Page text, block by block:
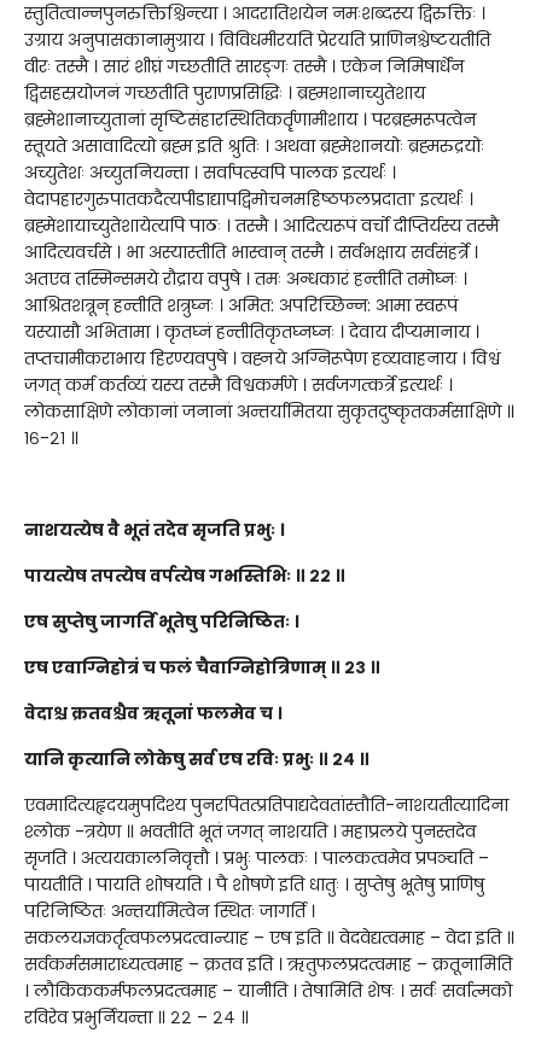
स्तुतित्वान्नपुनरुक्तिश्चिन्त्या । आदरातिशयेन नमःशब्दस्य द्विरुक्तिः ।
उग्राय अनुपासकानामुग्राय । विविधमीरयति प्रेरयति प्राणिनश्चेष्टयतीति
वीरः तस्मै । सारं शीघ्रं गच्छतीति सारङ्गः तस्मै । एकेन निमिषार्धेन
द्विसहस्रयोजनं गच्छतीति पुराणप्रसिद्धिः । ब्रह्मशानाच्युतेशाय
ब्रह्मेशानाच्युतानां सृष्टिसंहारस्थितिकर्तॄणामीशाय । परब्रह्मरूपत्वेन
स्तूयते असावादित्यो ब्रह्म इति श्रुतिः । अथवा ब्रह्मेशानयोः ब्रह्मरुद्रयोः
अच्युतेशः अच्युतनियन्ता । सर्वापत्स्वपि पालक इत्यर्थः ।
वेदापहारगुरुपातकदैत्यपीडाद्यापद्विमोचनमहिष्ठफलप्रदाता’ इत्यर्थः ।
ब्रह्मेशायाच्युतेशायेत्यपि पाठः । तस्मै । आदित्यरूपं वर्चो दीप्तिर्यस्य तस्मै
आदित्यवर्चसे । भा अस्यास्तीति भास्वान् तस्मै । सर्वभक्षाय सर्वसंहर्त्रे ।
अतएव तस्मिन्समये रौद्राय वपुषे । तमः अन्धकारं हन्तीति तमोघ्नः ।
आश्रितशत्रून् हन्तीति शत्रुघ्नः । अमित: अपरिच्छिन्न: आमा स्वरूपं
यस्यासौ अभितामा । कृतघ्नं हन्तीतिकृतघ्नघ्नः । देवाय दीप्यमानाय ।
तप्तचामीकराभाय हिरण्यवपुषे । वह्नये अग्निरूपेण हव्यवाहनाय । विश्वं
जगत् कर्म कर्तव्यं यस्य तस्मै विश्वकर्मणे । सर्वजगत्कर्त्रे इत्यर्थः ।
लोकसाक्षिणे लोकानां जनानां अन्तर्यामितया सुकृतदुष्कृतकर्मसाक्षिणे ॥
१६-२१ ॥
नाशयत्येष वै भूतं तदेव सृजति प्रभुः ।
पायत्येष तपत्येष वर्पत्येष गभस्तिभिः ॥ २२ ॥
एष सुप्तेषु जागर्ति भूतेषु परिनिष्ठितः ।
एष एवाग्निहोत्रं च फलं चैवाग्निहोत्रिणाम् ॥ २३ ॥
वेदाश्च क्रतवश्चैव ऋतूनां फलमेव च ।
यानि कृत्यानि लोकेषु सर्व एष रविः प्रभुः ॥ २४ ॥
एवमादित्यहृदयमुपदिश्य पुनरपितत्प्रतिपाद्यदेवतांस्तौति-नाशयतीत्यादिना
श्लोक -त्रयेण ॥ भवतीति भूतं जगत् नाशयति । महाप्रलये पुनस्तदेव
सृजति । अत्ययकालनिवृत्तौ । प्रभुः पालकः । पालकत्वमेव प्रपञ्चति –
पायतीति । पायति शोषयति । पै शोषणे इति धातुः । सुप्तेषु भूतेषु प्राणिषु
परिनिष्ठितः अन्तर्यामित्वेन स्थितः जागर्ति ।
सकलयज्ञकर्तृत्वफलप्रदत्वान्याह – एष इति ॥ वेदवेद्यत्वमाह – वेदा इति ॥
सर्वकर्मसमाराध्यत्वमाह – क्रतव इति । ऋतुफलप्रदत्वमाह – क्रतूनामिति
। लौकिककर्मफलप्रदत्वमाह – यानीति । तेषामिति शेषः । सर्वः सर्वात्मको
रविरेव प्रभुर्नियन्ता ॥ २२ – २४ ॥